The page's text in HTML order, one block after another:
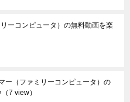
ーコンピュータ）の無料動画を楽
ー（ファミリーコンピュータ）の
（7 view）